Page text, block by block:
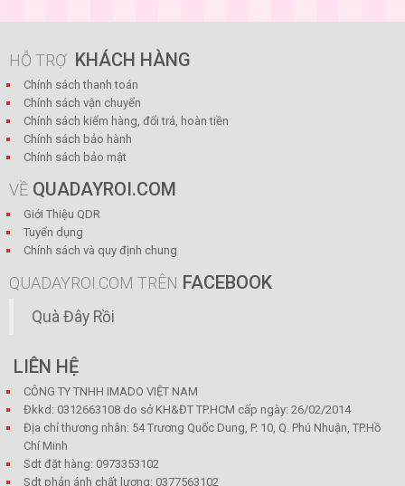
HỖ TRỢ KHÁCH HÀNG
Chính sách thanh toán
Chính sách vận chuyển
Chính sách kiểm hàng, đổi trả, hoàn tiền
Chính sách bảo hành
Chính sách bảo mật
VỀ QUADAYROI.COM
Giới Thiệu QDR
Tuyển dụng
Chính sách và quy định chung
QUADAYROI.COM TRÊN FACEBOOK
Quà Đây Rồi
LIÊN HỆ
CÔNG TY TNHH IMADO VIỆT NAM
Đkkd: 0312663108 do sở KH&ĐT TP.HCM cấp ngày: 26/02/2014
Địa chỉ thương nhân: 54 Trương Quốc Dung, P. 10, Q. Phú Nhuận, TP.Hồ
Chí Minh
Sdt đặt hàng: 0973353102
Sdt phản ánh chất lượng: 0377563102